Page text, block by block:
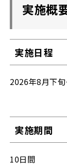
実施概
実施日程
2026年8月下
実施期間
10日間